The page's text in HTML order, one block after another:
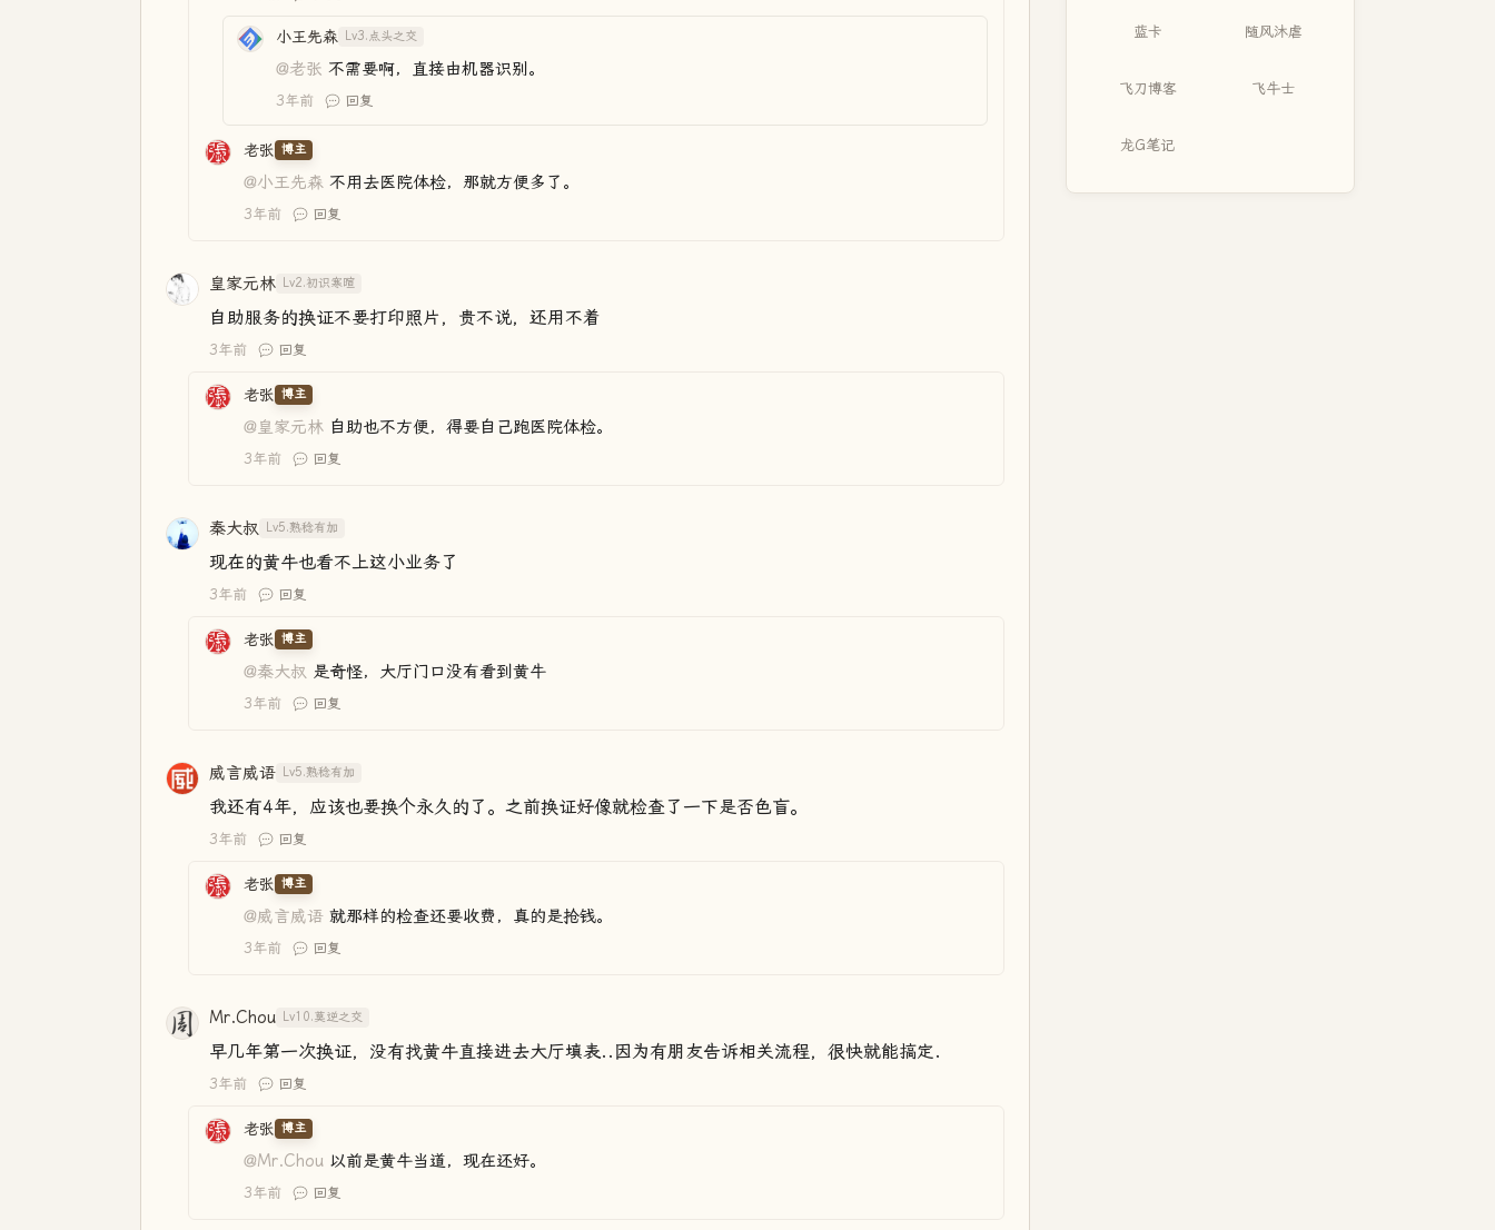
小王先森 Lv3.点头之交
@老张 不需要啊，直接由机器识别。
3年前 回复
老张 博主
@小王先森 不用去医院体检，那就方便多了。
3年前 回复
皇家元林 Lv2.初识寒暄
自助服务的换证不要打印照片，贵不说，还用不着
3年前 回复
老张 博主
@皇家元林 自助也不方便，得要自己跑医院体检。
3年前 回复
秦大叔 Lv5.熟稔有加
现在的黄牛也看不上这小业务了
3年前 回复
老张 博主
@秦大叔 是奇怪，大厅门口没有看到黄牛
3年前 回复
威言威语 Lv5.熟稔有加
我还有4年，应该也要换个永久的了。之前换证好像就检查了一下是否色盲。
3年前 回复
老张 博主
@威言威语 就那样的检查还要收费，真的是抢钱。
3年前 回复
Mr.Chou Lv10.莫逆之交
早几年第一次换证，没有找黄牛直接进去大厅填表..因为有朋友告诉相关流程，很快就能搞定.
3年前 回复
老张 博主
@Mr.Chou 以前是黄牛当道，现在还好。
3年前 回复
蓝卡 随风沐虐
飞刀博客 飞牛士
龙G笔记